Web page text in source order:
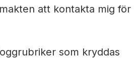
att kontakta mig för
som kryddas